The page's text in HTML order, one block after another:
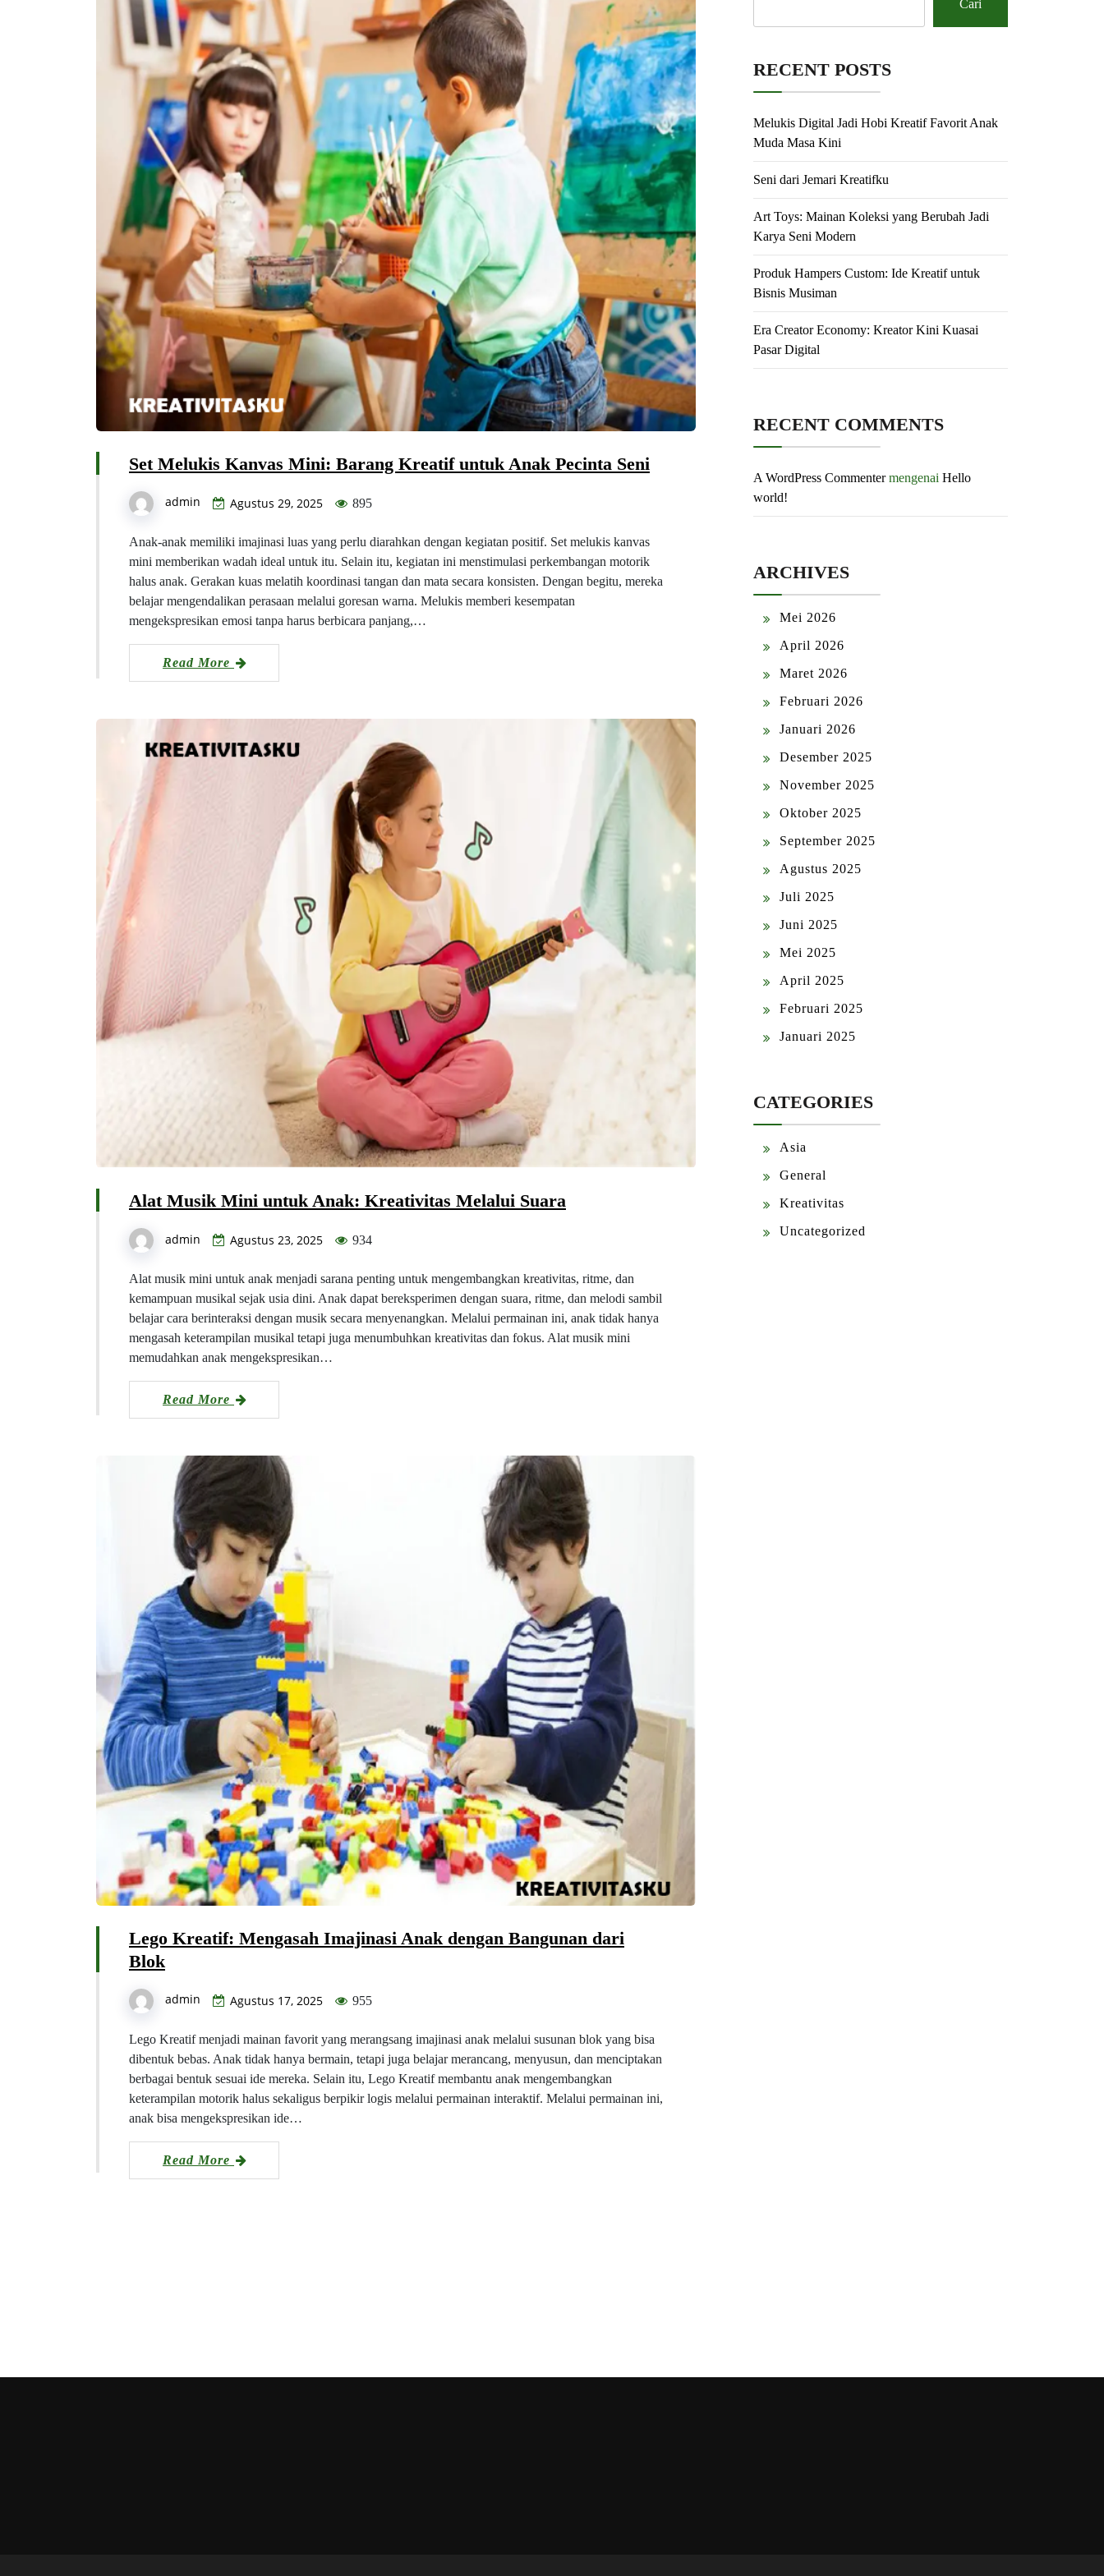
Set Melukis Kanvas Mini: Barang Kreatif untuk Anak Pecinta Seni
admin Agustus 29, 2025 895
Anak-anak memiliki imajinasi luas yang perlu diarahkan dengan kegiatan positif. Set melukis kanvas
mini memberikan wadah ideal untuk itu. Selain itu, kegiatan ini menstimulasi perkembangan motorik
halus anak. Gerakan kuas melatih koordinasi tangan dan mata secara konsisten. Dengan begitu, mereka
belajar mengendalikan perasaan melalui goresan warna. Melukis memberi kesempatan
mengekspresikan emosi tanpa harus berbicara panjang,…
Read More
Alat Musik Mini untuk Anak: Kreativitas Melalui Suara
admin Agustus 23, 2025 934
Alat musik mini untuk anak menjadi sarana penting untuk mengembangkan kreativitas, ritme, dan
kemampuan musikal sejak usia dini. Anak dapat bereksperimen dengan suara, ritme, dan melodi sambil
belajar cara berinteraksi dengan musik secara menyenangkan. Melalui permainan ini, anak tidak hanya
mengasah keterampilan musikal tetapi juga menumbuhkan kreativitas dan fokus. Alat musik mini
memudahkan anak mengekspresikan…
Read More
Lego Kreatif: Mengasah Imajinasi Anak dengan Bangunan dari
Blok
admin Agustus 17, 2025 955
Lego Kreatif menjadi mainan favorit yang merangsang imajinasi anak melalui susunan blok yang bisa
dibentuk bebas. Anak tidak hanya bermain, tetapi juga belajar merancang, menyusun, dan menciptakan
berbagai bentuk sesuai ide mereka. Selain itu, Lego Kreatif membantu anak mengembangkan
keterampilan motorik halus sekaligus berpikir logis melalui permainan interaktif. Melalui permainan ini,
anak bisa mengekspresikan ide…
Read More
Cari
RECENT POSTS
Melukis Digital Jadi Hobi Kreatif Favorit Anak
Muda Masa Kini
Seni dari Jemari Kreatifku
Art Toys: Mainan Koleksi yang Berubah Jadi
Karya Seni Modern
Produk Hampers Custom: Ide Kreatif untuk
Bisnis Musiman
Era Creator Economy: Kreator Kini Kuasai
Pasar Digital
RECENT COMMENTS
A WordPress Commentermengenai Hello
world!
ARCHIVES
Mei 2026
April 2026
Maret 2026
Februari 2026
Januari 2026
Desember 2025
November 2025
Oktober 2025
September 2025
Agustus 2025
Juli 2025
Juni 2025
Mei 2025
April 2025
Februari 2025
Januari 2025
CATEGORIES
Asia
General
Kreativitas
Uncategorized